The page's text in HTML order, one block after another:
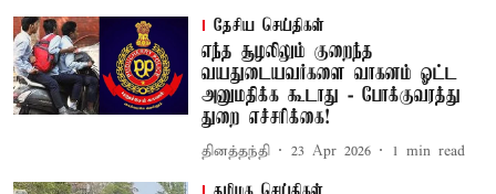
தேசிய செய்திகள்
எந்த சூழலிலும் குறைந்த
வயதுடையவர்களை வாகனம் ஓட்ட
அனுமதிக்க கூடாது - போக்குவரத்து
துறை எச்சரிக்கை!
தினத்தந்தி 23 Apr 2026 1 min read